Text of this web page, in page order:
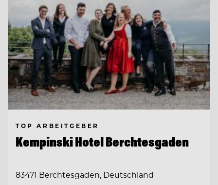
TOP ARBEITGEBER
Kempinski Hotel Berchtesgaden
83471 Berchtesgaden, Deutschland